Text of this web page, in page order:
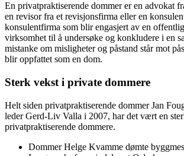
En privatpraktiserende dommer er en advokat
en revisor fra et revisjonsfirma eller en
konsulentfirma som blir engasjert av en
virksomhet til å undersøke og konkludere i en
mistanke om misligheter og påstand står mot
blir oppfattet som en dom.
Sterk vekst i private dommere
Helt siden privatpraktiserende dommer Jan
leder Gerd-Liv Valla i 2007, har det vært en
privatpraktiserende dommere.
Dommer Helge Kvamme dømte